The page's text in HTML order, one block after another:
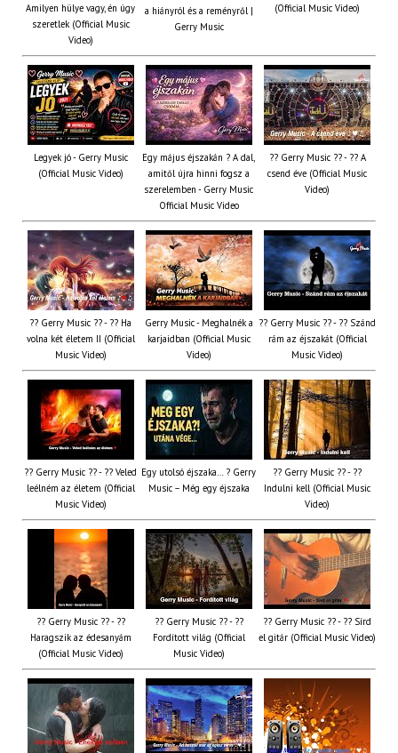
Amilyen hülye vagy, én úgy
szeretlek (Official Music
Video)
a hiányról és a reményről |
Gerry Music
(Official Music Video)
Legyek jó - Gerry Music
(Official Music Video)
Egy május éjszakán ? A dal,
amitől újra hinni fogsz a
szerelemben - Gerry Music
Official Music Video
?? Gerry Music ?? - ?? A
csend éve (Official Music
Video)
?? Gerry Music ?? - ?? Ha
volna két életem II (Official
Music Video)
Gerry Music - Meghalnék a
karjaidban (Official Music
Video)
?? Gerry Music ?? - ?? Szánd
rám az éjszakát (Official
Music Video)
?? Gerry Music ?? - ?? Veled
leélném az életem (Official
Music Video)
Egy utolsó éjszaka… ? Gerry
Music – Még egy éjszaka
?? Gerry Music ?? - ??
Indulni kell (Official Music
Video)
?? Gerry Music ?? - ??
Haragszik az édesanyám
(Official Music Video)
?? Gerry Music ?? - ??
Fordított világ (Official
Music Video)
?? Gerry Music ?? - ?? Sírd
el gitár (Official Music Video)